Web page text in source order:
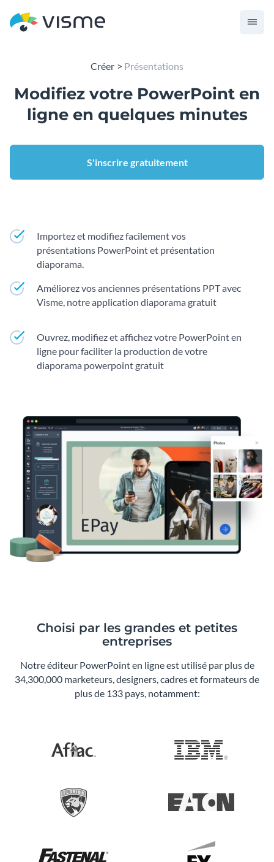
Créer Présentations
Modifiez votre PowerPoint en
ligne en quelques minutes
S'inscrire gratuitement
Importez et modifiez facilement vos
présentations PowerPoint et présentation
diaporama.
Améliorez vos anciennes présentations PPT avec
Visme, notre application diaporama gratuit
Ouvrez, modifiez et affichez votre PowerPoint en
ligne pour faciliter la production de votre
diaporama powerpoint gratuit
Choisi par les grandes et petites
entreprises
Notre éditeur PowerPoint en ligne est utilisé par plus de
34,300,000 marketeurs, designers, cadres et formateurs de
plus de 133 pays, notamment: